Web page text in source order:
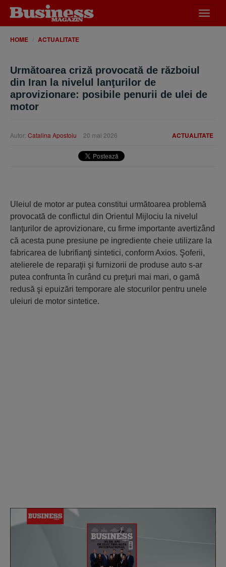
meniu
HOME ACTUALITATE
Următoarea criză provocată de războiul
din Iran la nivelul lanţurilor de
aprovizionare: posibile penurii de ulei de
motor
ACTUALITATE
Autor: Catalina Apostoiu 20 mai 2026
Uleiul de motor ar putea constitui următoarea problemă
provocată de conflictul din Orientul Mijlociu la nivelul
lanţurilor de aprovizionare, cu firme importante avertizând
că acesta pune presiune pe ingrediente cheie utilizare la
fabricarea de lubrifianţi sintetici, conform Axios. Şoferii,
atelierele de reparaţii şi furnizorii de produse auto s-ar
putea confrunta în curând cu preţuri mai mari, o gamă
redusă şi epuizări temporare ale stocurilor pentru unele
uleiuri de motor sintetice.